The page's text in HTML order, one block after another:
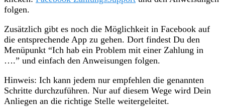
folgen.
Zusätzlich gibt es noch die Möglichkeit in Facebook auf
die entsprechende App zu gehen. Dort findest Du den
Menüpunkt “Ich hab ein Problem mit einer Zahlung in
….” und einfach den Anweisungen folgen.
Hinweis: Ich kann jedem nur empfehlen die genannten
Schritte durchzuführen. Nur auf diesem Wege wird Dein
Anliegen an die richtige Stelle weitergeleitet.